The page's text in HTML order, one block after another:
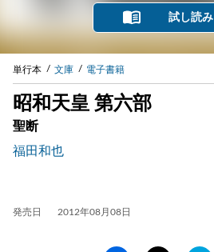
試し読み
単行本 文庫 電子書籍
昭和天皇 第六部
聖断
福田和也
発売日 2012年08月08日